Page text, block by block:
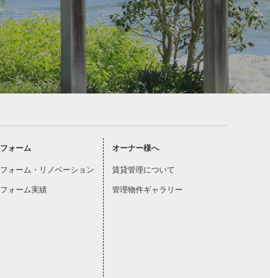
フォーム
フォーム・リノベーション
フォーム実績
オーナー様へ
賃貸管理について
管理物件ギャラリー